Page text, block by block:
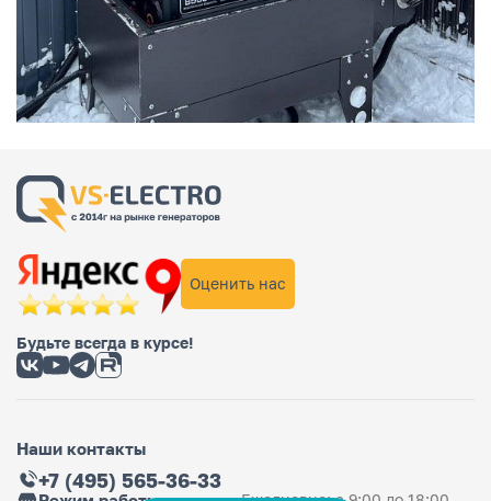
Оценить нас
Будьте всегда в курсе!
Наши контакты
+7 (495) 565-36-33